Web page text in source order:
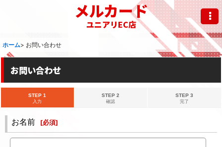
メルカード
ユニアリEC店
ホーム> お問い合わせ
お問い合わせ
STEP 1
入力
STEP 2
確認
STEP 3
完了
お名前 [必須]